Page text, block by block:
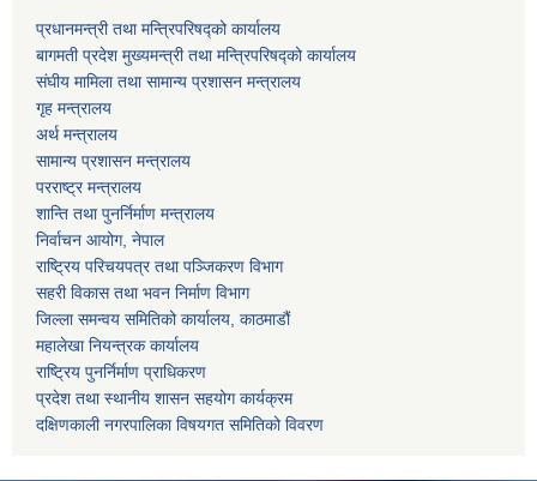
प्रधानमन्त्री तथा मन्त्रिपरिषद्को कार्यालय
बागमती प्रदेश मुख्यमन्त्री तथा मन्त्रिपरिषद्को कार्यालय
संघीय मामिला तथा सामान्य प्रशासन मन्त्रालय
गृह मन्त्रालय
अर्थ मन्त्रालय
सामान्य प्रशासन मन्त्रालय
परराष्ट्र मन्त्रालय
शान्ति तथा पुनर्निर्माण मन्त्रालय
निर्वाचन आयोग, नेपाल
राष्ट्रिय परिचयपत्र तथा पञ्जिकरण विभाग
सहरी विकास तथा भवन निर्माण विभाग
जिल्ला समन्वय समितिको कार्यालय, काठमाडौं
महालेखा नियन्त्रक कार्यालय
राष्ट्रिय पुनर्निर्माण प्राधिकरण
प्रदेश तथा स्थानीय शासन सहयोग कार्यक्रम
दक्षिणकाली नगरपालिका विषयगत समितिको विवरण